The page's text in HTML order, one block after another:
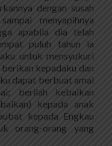
dengan susah
menyapihnya
apabila dia telah
puluh tahun ia
untuk mensyukuri
kepadaku dan
dapat berbuat amal
berilah kebaikan
kepada anak
kepada Engkau
orang-orang yang